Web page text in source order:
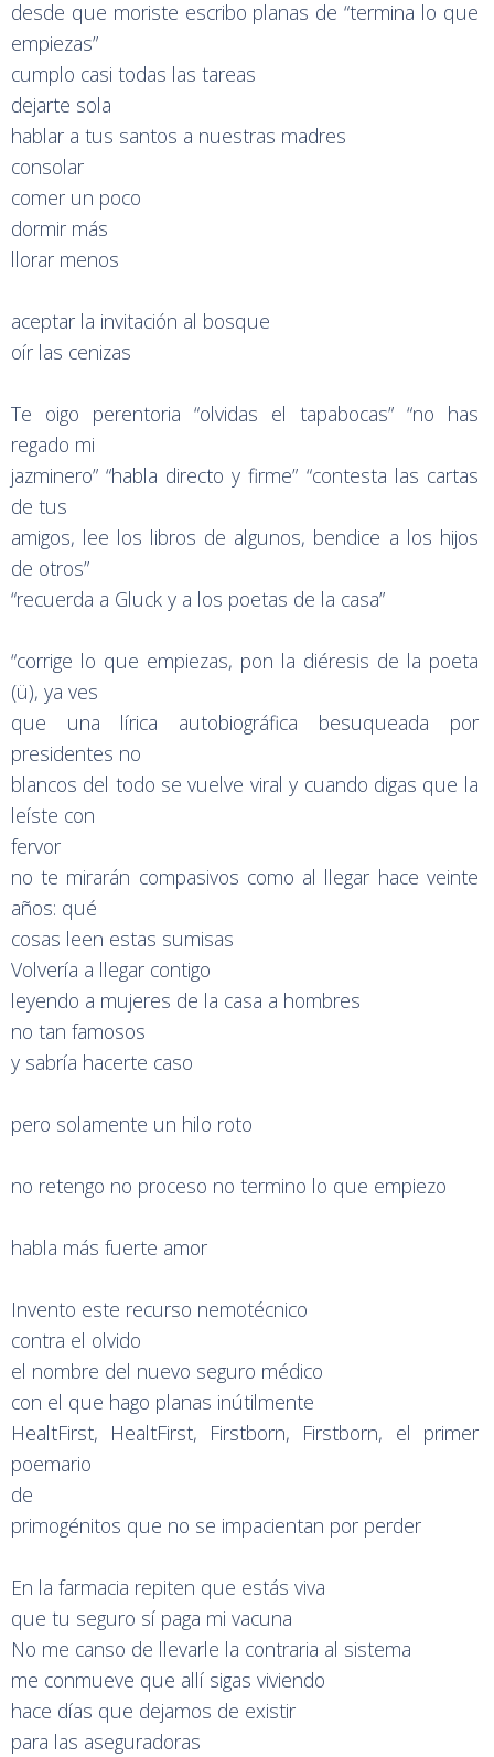
desde que moriste escribo planas de “termina lo que
empiezas”
cumplo casi todas las tareas
dejarte sola
hablar a tus santos a nuestras madres
consolar
comer un poco
dormir más
llorar menos
aceptar la invitación al bosque
oír las cenizas
Te oigo perentoria “olvidas el tapabocas” “no has
regado mi
jazminero” “habla directo y firme” “contesta las cartas
de tus
amigos, lee los libros de algunos, bendice a los hijos
de otros”
“recuerda a Gluck y a los poetas de la casa”
“corrige lo que empiezas, pon la diéresis de la poeta
(ü), ya ves
que una lírica autobiográfica besuqueada por
presidentes no
blancos del todo se vuelve viral y cuando digas que la
leíste con
fervor
no te mirarán compasivos como al llegar hace veinte
años: qué
cosas leen estas sumisas
Volvería a llegar contigo
leyendo a mujeres de la casa a hombres
no tan famosos
y sabría hacerte caso
pero solamente un hilo roto
no retengo no proceso no termino lo que empiezo
habla más fuerte amor
Invento este recurso nemotécnico
contra el olvido
el nombre del nuevo seguro médico
con el que hago planas inútilmente
HealtFirst, HealtFirst, Firstborn, Firstborn, el primer
poemario
de
primogénitos que no se impacientan por perder
En la farmacia repiten que estás viva
que tu seguro sí paga mi vacuna
No me canso de llevarle la contraria al sistema
me conmueve que allí sigas viviendo
hace días que dejamos de existir
para las aseguradoras